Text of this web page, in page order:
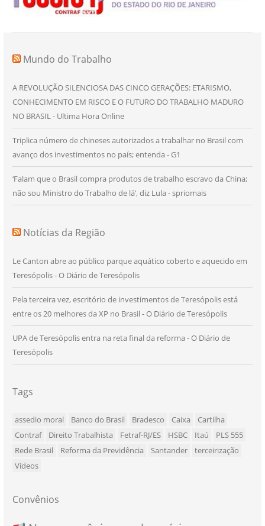
Mundo do Trabalho
A REVOLUÇÃO SILENCIOSA DAS CINCO GERAÇÕES: ETARISMO,
CONHECIMENTO EM RISCO E O FUTURO DO TRABALHO MADURO
NO BRASIL - Ultima Hora Online
Triplica número de chineses autorizados a trabalhar no Brasil com
avanço dos investimentos no país; entenda - G1
‘Falam que o Brasil compra produtos de trabalho escravo da China;
não sou Ministro do Trabalho de lá’, diz Lula - spriomais
Notícias da Região
Le Canton abre ao público parque aquático coberto e aquecido em
Teresópolis - O Diário de Teresópolis
Pela terceira vez, escritório de investimentos de Teresópolis está
entre os 20 melhores da XP no Brasil - O Diário de Teresópolis
UPA de Teresópolis entra na reta final da reforma - O Diário de
Teresópolis
Tags
assedio moral Banco do Brasil Bradesco Caixa
Cartilha
Contraf
Direito Trabalhista Fetraf-RJ/ES HSBC Itaú
PLS 555
Rede Brasil
Reforma da Previdência Santander
terceirização
Vídeos
Convênios